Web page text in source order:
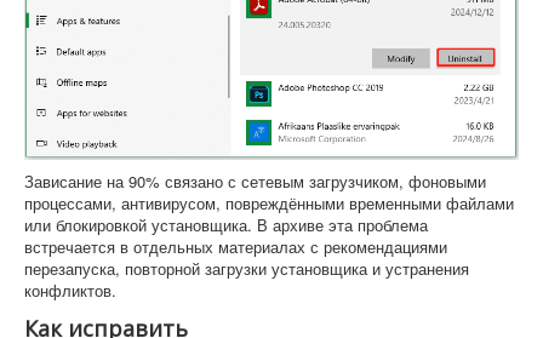
Зависание на 90% связано с сетевым загрузчиком, фоновыми
процессами, антивирусом, повреждёнными временными файлами
или блокировкой установщика. В архиве эта проблема
встречается в отдельных материалах с рекомендациями
перезапуска, повторной загрузки установщика и устранения
конфликтов.
Как исправить